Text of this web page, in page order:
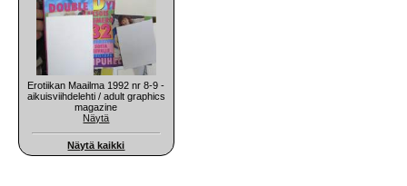
Erotiikan Maailma 1992 nr 8-9 -
aikuisviihdelehti / adult graphics
magazine
Näytä
Näytä kaikki